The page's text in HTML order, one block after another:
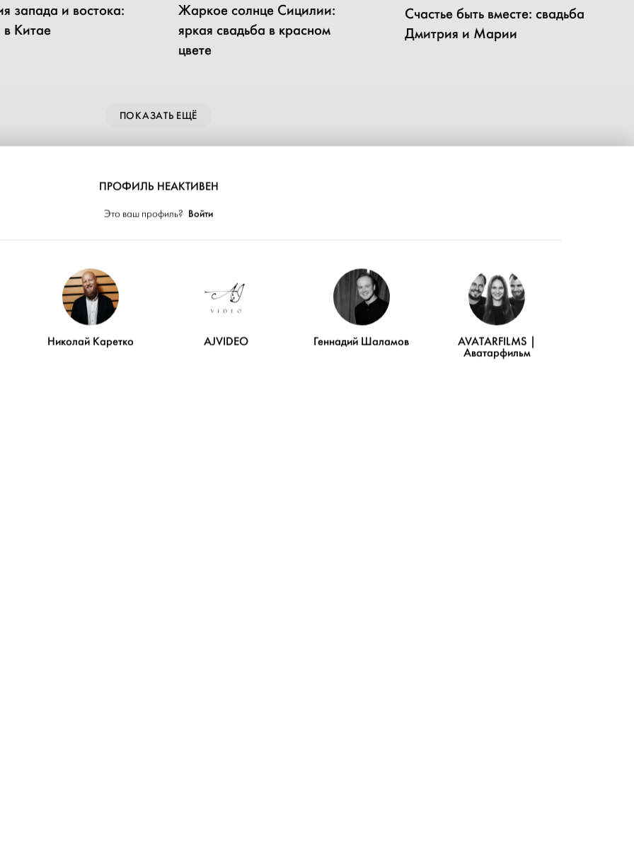
запада и востока:
в Китае
Жаркое солнце Сицилии:
яркая свадьба в красном
цвете
Счастье быть вместе: свадьба
Дмитрия и Марии
ПОКАЗАТЬ ЕЩЁ
КОЛЛЕГИ ПО ПРОЕКТАМ
ПРОФИЛЬ НЕАКТИВЕН
Это ваш профиль? Войти
Николай Каретко AJVIDEO Геннадий Шаламов
AVATARFILMS |
Аватарфильм